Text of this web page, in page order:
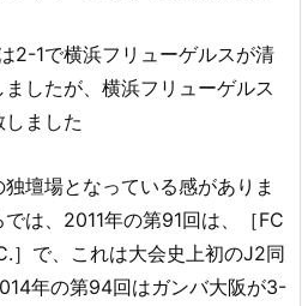
2-1で横浜フリューゲルスが清
したが、横浜フリューゲルス
ました
壇場となっている感がありま
は、2011年の第91回は、［FC
］で、これは大会史上初のJ2同
年の第94回はガンバ大阪が3-